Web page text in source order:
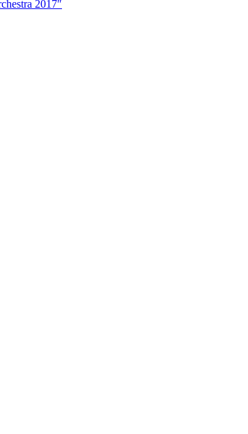
2017″